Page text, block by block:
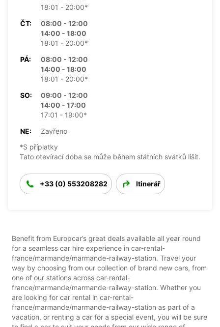
18:01 - 20:00*
ČT:
08:00 - 12:00
14:00 - 18:00
18:01 - 20:00*
PÁ:
08:00 - 12:00
14:00 - 18:00
18:01 - 20:00*
SO:
09:00 - 12:00
14:00 - 17:00
17:01 - 19:00*
NE:
Zavřeno
*S příplatky
Tato otevírací doba se může během státních svátků lišit.
+33 (0) 553208282 Itinerář
Benefit from Europcar’s great deals available all year round
for a seamless car hire experience in car-rental-
france/marmande/marmande-railway-station. Travel your
way by choosing from our collection of brand new cars, from
one of our stations across car-rental-
france/marmande/marmande-railway-station. Whether you
are looking for car rental in car-rental-
france/marmande/marmande-railway-station as part of a
vacation, or renting a car for a special event, you will be sure